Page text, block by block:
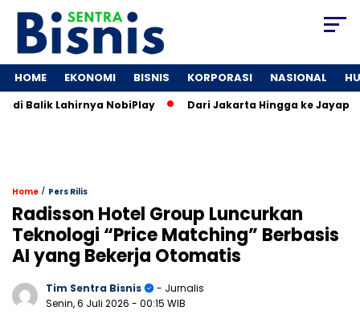
HOME EKONOMI BISNIS KORPORASI NASIONAL
Balik Lahirnya NobiPlay Dari Jakarta Hingga ke Jayapura:
Home / Pers Rilis
Radisson Hotel Group Luncurkan
Teknologi “Price Matching” Berbasis
AI yang Bekerja Otomatis
Tim Sentra Bisnis
- Jurnalis
Senin, 6 Juli 2026 - 00:15 WIB